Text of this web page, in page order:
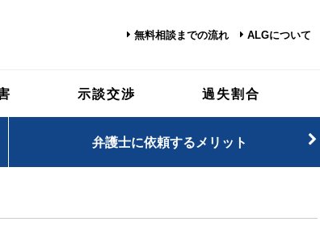
無料相談までの流れ ALGについて
示談交渉 過失割合
弁護士に依頼するメリット